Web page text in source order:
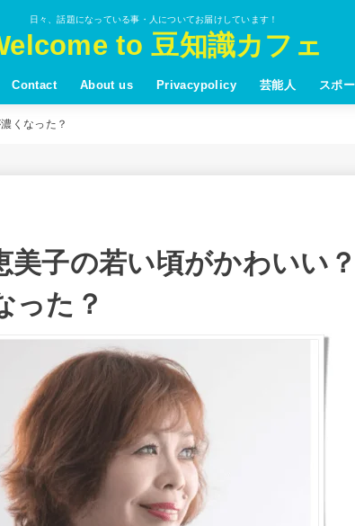
日々、話題になっている事・人についてお届けしています！
to 豆知識カフェ
Contact About us Privacypolicy 芸能人 スポ
くなった？
美子の若い頃がかわいい
った？